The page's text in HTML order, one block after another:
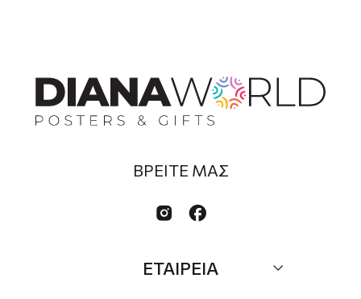
ΒΡΕΙΤΕ ΜΑΣ
 
ΕΤΑΙΡΕΙΑ